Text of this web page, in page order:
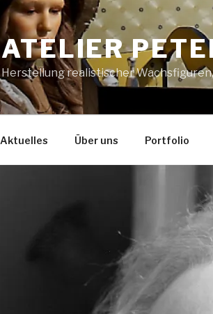
ATELIER
Herstellung realistischer
Aktuelles Über uns Portfolio